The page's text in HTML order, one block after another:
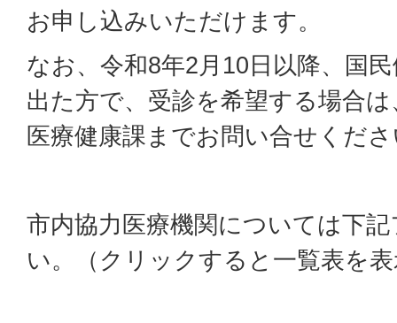
お申し込みいただけます。
なお、令和8年2月10日以降、国
出た方で、受診を希望する場合
医療健康課までお問い合せくだ
市内協力医療機関については下
い。（クリックすると一覧表を